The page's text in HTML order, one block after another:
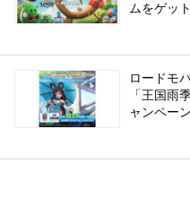
ムをゲッ
ロードモ
「王国雨
ャンペー